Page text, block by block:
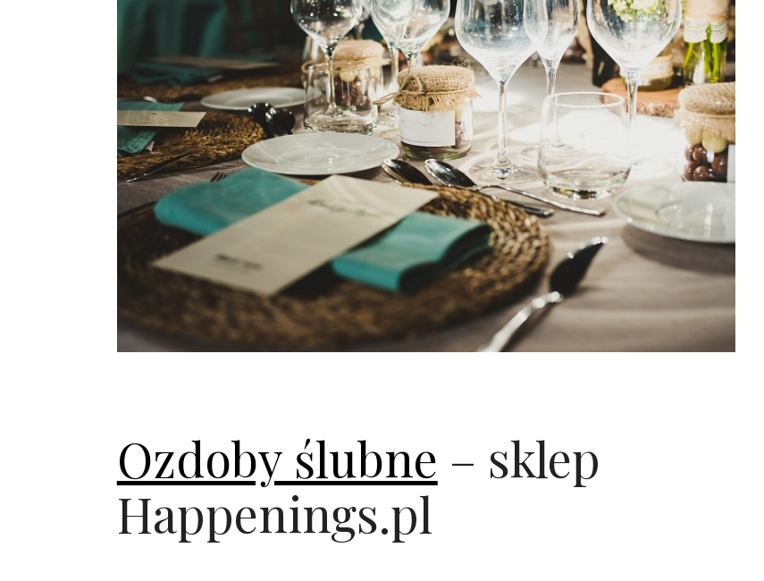
Ozdoby ślubne – sklep
Happenings.pl